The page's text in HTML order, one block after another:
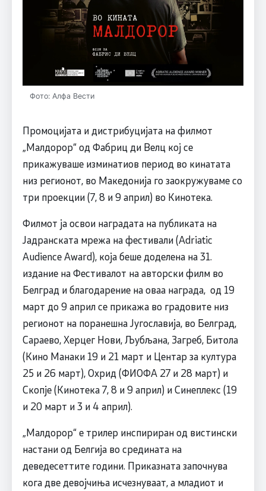
Фото: Алфа Вести
Промоцијата и дистрибуцијата на филмот
„Малдорор“ од Фабриц ди Велц кој се
прикажуваше изминатиов период во кинатата
низ регионот, во Македонија го заокружуваме со
три проекции (7, 8 и 9 април) во Кинотека.
Филмот ја освои наградата на публиката на
Јадранската мрежа на фестивали (Adriatic
Audience Award), која беше доделена на 31.
издание на Фестивалот на авторски филм во
Белград и благодарение на оваа награда, од 19
март до 9 април се прикажа во градовите низ
регионот на поранешна Југославија, во Белград,
Сараево, Херцег Нови, Љубљана, Загреб, Битола
(Кино Манаки 19 и 21 март и Центар за култура
25 и 26 март), Охрид (ФИОФА 27 и 28 март) и
Скопје (Кинотека 7, 8 и 9 април) и Синеплекс (19
и 20 март и 3 и 4 април).
„Малдорор“ е трилер инспириран од вистински
настани од Белгија во средината на
деведесеттите години. Приказната започнува
кога две девојчиња исчезнуваат, а младиот и